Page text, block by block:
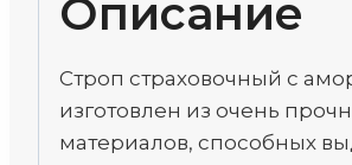
Описание
Строп страховочный с
изготовлен из очень
материалов, способных